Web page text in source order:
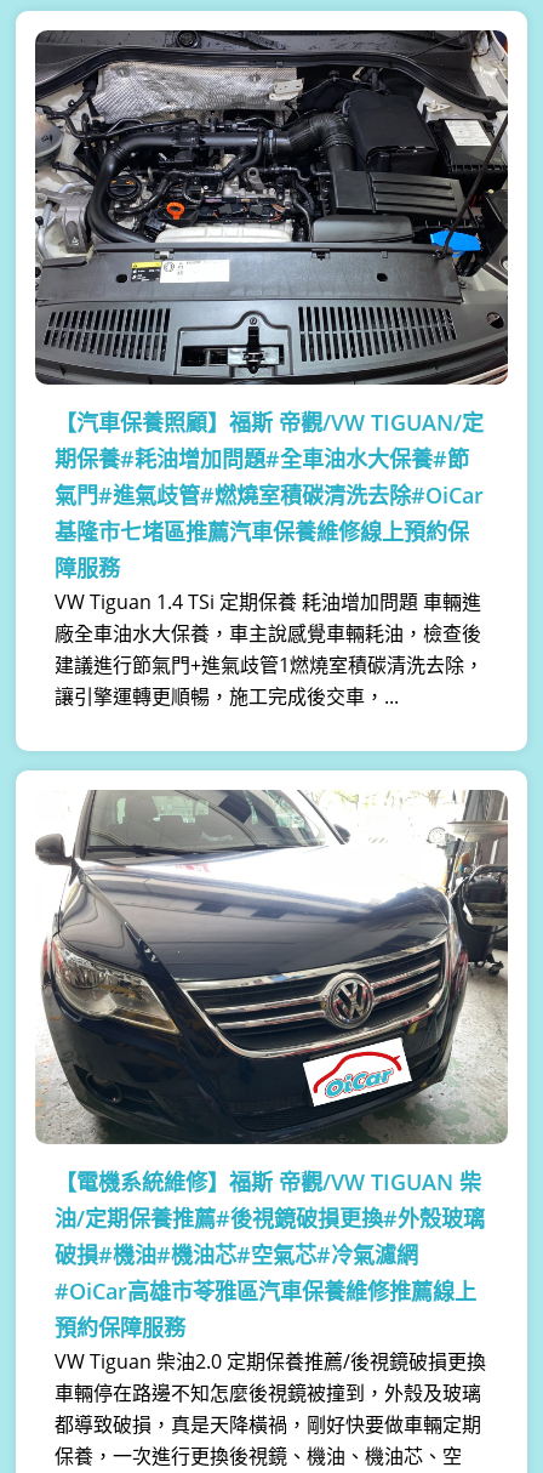
【汽車保養照顧】福斯 帝觀/VW TIGUAN/定
期保養#耗油增加問題#全車油水大保養#節
氣門#進氣歧管#燃燒室積碳清洗去除#OiCar
基隆市七堵區推薦汽車保養維修線上預約保
障服務
VW Tiguan 1.4 TSi 定期保養 耗油增加問題 車輛進
廠全車油水大保養，車主說感覺車輛耗油，檢查後
建議進行節氣門+進氣歧管1燃燒室積碳清洗去除，
讓引擎運轉更順暢，施工完成後交車，...
【電機系統維修】福斯 帝觀/VW TIGUAN 柴
油/定期保養推薦#後視鏡破損更換#外殼玻璃
破損#機油#機油芯#空氣芯#冷氣濾網
#OiCar高雄市苓雅區汽車保養維修推薦線上
預約保障服務
VW Tiguan 柴油2.0 定期保養推薦/後視鏡破損更換
車輛停在路邊不知怎麼後視鏡被撞到，外殼及玻璃
都導致破損，真是天降橫禍，剛好快要做車輛定期
保養，一次進行更換後視鏡、機油、機油芯、空